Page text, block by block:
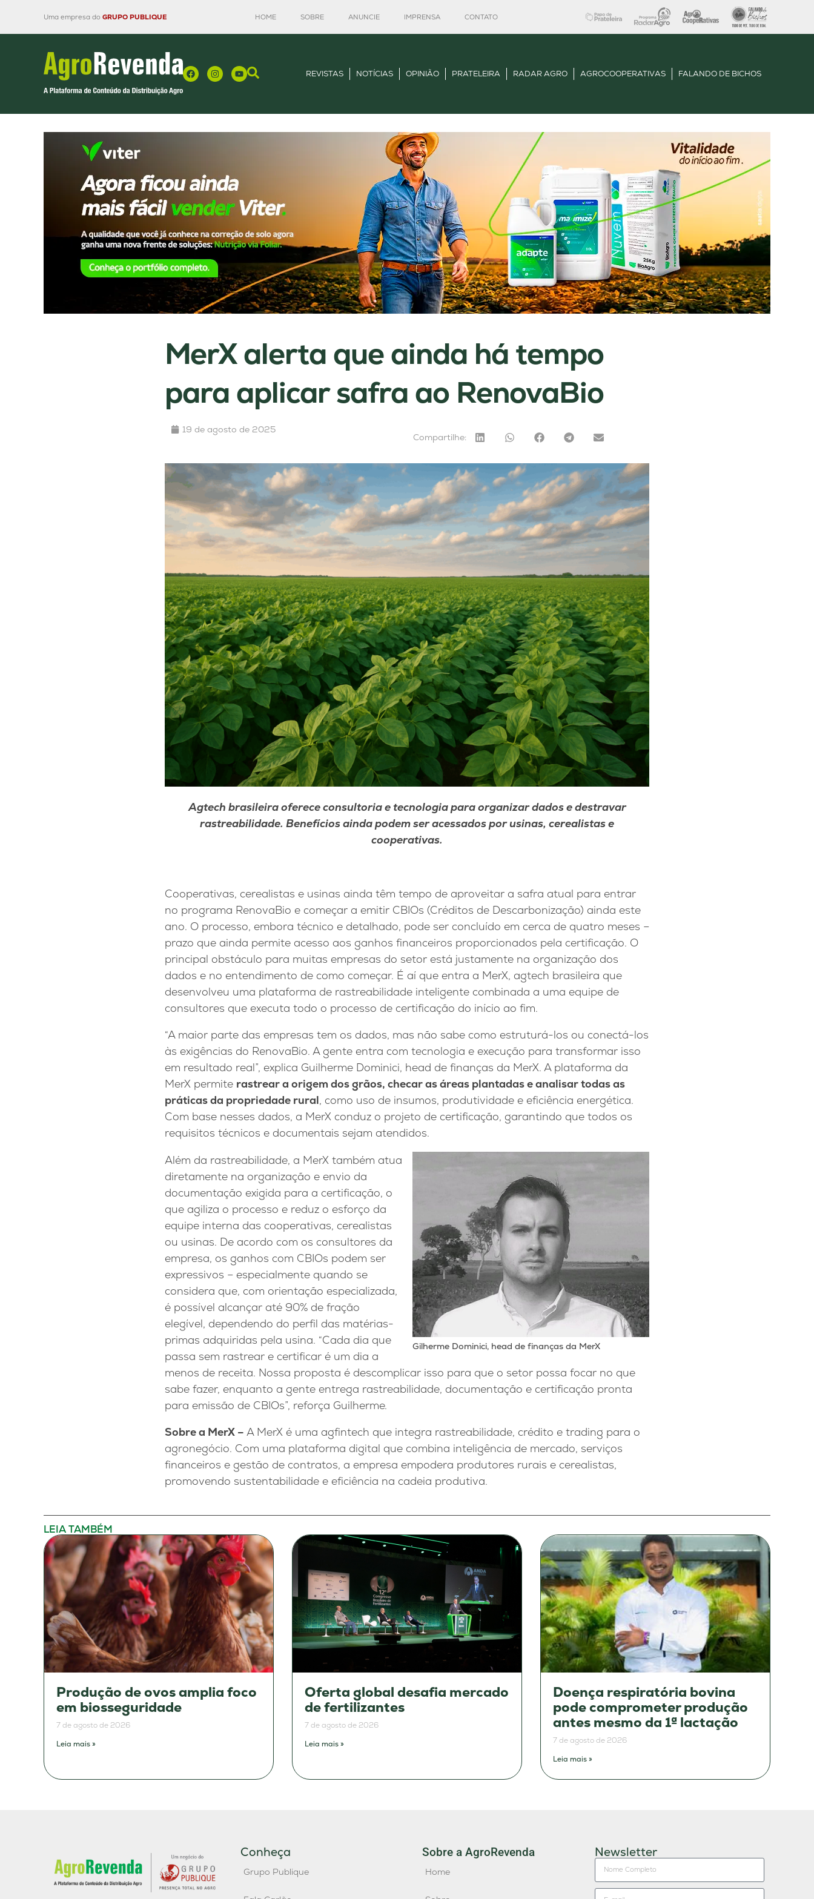
Uma empresa do GRUPO PUBLIQUE HOME SOBRE ANUNCIE IMPRENSA CONTATO
REVISTAS NOTÍCIAS OPINIÃO PRATELEIRA RADAR AGRO AGROCOOPERATIVAS FALANDO DE BICHOS
MerX alerta que ainda há tempo
para aplicar safra ao RenovaBio
19 de agosto de 2025
Compartilhe:
Agtech brasileira oferece consultoria e tecnologia para organizar dados e destravar
rastreabilidade. Benefícios ainda podem ser acessados por usinas, cerealistas e
cooperativas.
Cooperativas, cerealistas e usinas ainda têm tempo de aproveitar a safra atual para entrar
no programa RenovaBio e começar a emitir CBIOs (Créditos de Descarbonização) ainda este
ano. O processo, embora técnico e detalhado, pode ser concluído em cerca de quatro meses –
prazo que ainda permite acesso aos ganhos financeiros proporcionados pela certificação. O
principal obstáculo para muitas empresas do setor está justamente na organização dos
dados e no entendimento de como começar. É aí que entra a MerX, agtech brasileira que
desenvolveu uma plataforma de rastreabilidade inteligente combinada a uma equipe de
consultores que executa todo o processo de certificação do início ao fim.
“A maior parte das empresas tem os dados, mas não sabe como estruturá-los ou conectá-los
às exigências do RenovaBio. A gente entra com tecnologia e execução para transformar isso
em resultado real”, explica Guilherme Dominici, head de finanças da MerX. A plataforma da
MerX permite rastrear a origem dos grãos, checar as áreas plantadas e analisar todas as
práticas da propriedade rural, como uso de insumos, produtividade e eficiência energética.
Com base nesses dados, a MerX conduz o projeto de certificação, garantindo que todos os
requisitos técnicos e documentais sejam atendidos.
Gilherme Dominici, head de finanças da MerX
Além da rastreabilidade, a MerX também atua
diretamente na organização e envio da
documentação exigida para a certificação, o
que agiliza o processo e reduz o esforço da
equipe interna das cooperativas, cerealistas
ou usinas. De acordo com os consultores da
empresa, os ganhos com CBIOs podem ser
expressivos – especialmente quando se
considera que, com orientação especializada,
é possível alcançar até 90% de fração
elegível, dependendo do perfil das matérias-
primas adquiridas pela usina. “Cada dia que
passa sem rastrear e certificar é um dia a
menos de receita. Nossa proposta é descomplicar isso para que o setor possa focar no que
sabe fazer, enquanto a gente entrega rastreabilidade, documentação e certificação pronta
para emissão de CBIOs”, reforça Guilherme.
Sobre a MerX – A MerX é uma agfintech que integra rastreabilidade, crédito e trading para o
agronegócio. Com uma plataforma digital que combina inteligência de mercado, serviços
financeiros e gestão de contratos, a empresa empodera produtores rurais e cerealistas,
promovendo sustentabilidade e eficiência na cadeia produtiva.
LEIA TAMBÉM
Produção de ovos amplia foco
em biosseguridade
7 de agosto de 2026
Leia mais »
Oferta global desafia mercado
de fertilizantes
7 de agosto de 2026
Leia mais »
Doença respiratória bovina
pode comprometer produção
antes mesmo da 1ª lactação
7 de agosto de 2026
Leia mais »
Conheça
Grupo Publique
Sobre a AgroRevenda
Home
Newsletter